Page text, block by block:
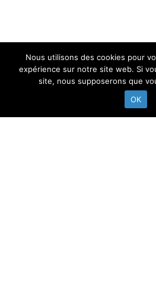
Nous utilisons des cookies pour
expérience sur notre site web. Si
site, nous supposerons que
OK